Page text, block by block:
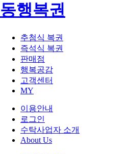
동행복권
추첨식 복권
즉석식 복권
판매점
행복공감
고객센터
MY
이용안내
로그인
수탁사업자 소개
About Us